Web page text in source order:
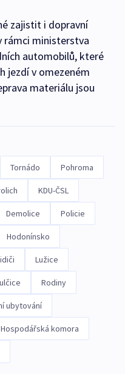
zajistit i dopravní
rámci ministerstva
automobilů, které
jezdí v omezeném
materiálu jsou
Tornádo Pohroma
KDU-ČSL
Demolice Policie
Hodonínsko
Lužice
Rodiny
ubytování
Hospodářská komora